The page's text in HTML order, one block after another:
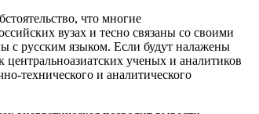
что многие
вузах и тесно связаны со своими
с русским языком. Если будут налажены
ученых и аналитиков
технического и аналитического